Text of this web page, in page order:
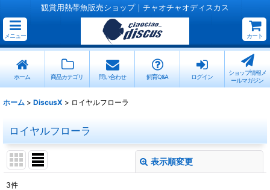
観賞用熱帯魚販売ショップ｜チャオチャオディスカス
メニュー カート
ホーム 商品カテゴリ 問い合わせ 飼育Q&A ログイン
ショップ情報メ
ールマガジン
ホーム > DiscusX > ロイヤルフローラ
ロイヤルフローラ
表示順変更
3件